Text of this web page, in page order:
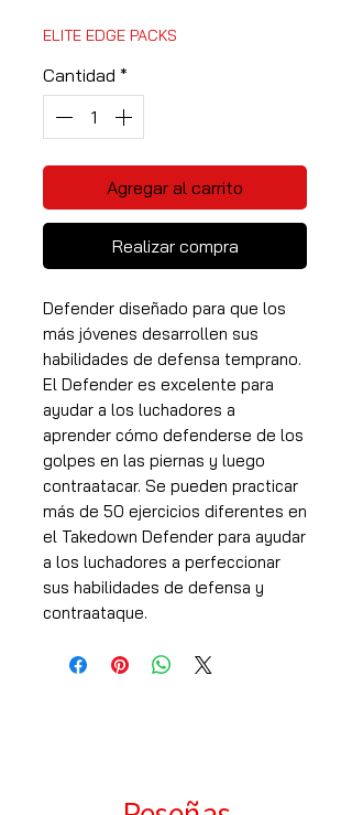
ELITE EDGE PACKS
Cantidad *
Agregar al carrito
Realizar compra
Defender diseñado para que los
más jóvenes desarrollen sus
habilidades de defensa temprano.
El Defender es excelente para
ayudar a los luchadores a
aprender cómo defenderse de los
golpes en las piernas y luego
contraatacar. Se pueden practicar
más de 50 ejercicios diferentes en
el Takedown Defender para ayudar
a los luchadores a perfeccionar
sus habilidades de defensa y
contraataque.